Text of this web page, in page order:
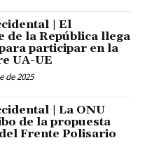
| El
de la República llega
participar en la
UA-UE
de 2025
| La ONU
de la propuesta
Frente Polisario